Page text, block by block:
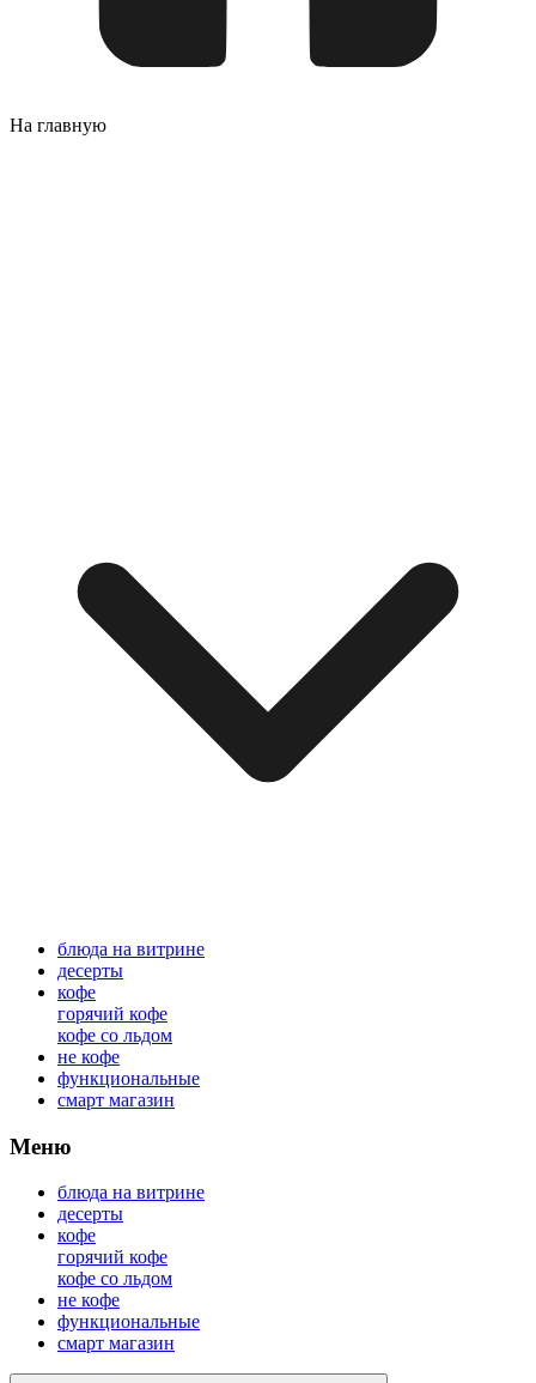
На главную
блюда на витрине
десерты
кофе
горячий кофе
кофе со льдом
не кофе
функциональные
смарт магазин
Меню
блюда на витрине
десерты
кофе
горячий кофе
кофе со льдом
не кофе
функциональные
смарт магазин